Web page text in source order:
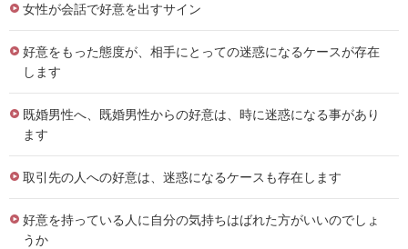
女性が会話で好意を出すサイン
好意をもった態度が、相手にとっての迷惑になるケースが存在
します
既婚男性へ、既婚男性からの好意は、時に迷惑になる事があり
ます
取引先の人への好意は、迷惑になるケースも存在します
好意を持っている人に自分の気持ちはばれた方がいいのでしょ
うか